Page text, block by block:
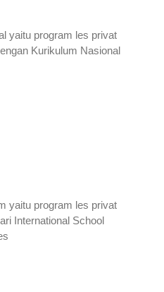
yaitu program les privat
Kurikulum Nasional
yaitu program les privat
International School